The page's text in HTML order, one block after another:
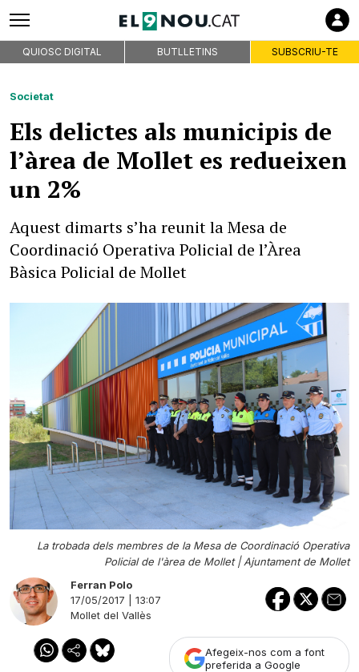
QUIOSC DIGITAL BUTLLETINS SUBSCRIU-TE
Societat
Els delictes als municipis de
l’àrea de Mollet es redueixen
un 2%
Aquest dimarts s’ha reunit la Mesa de
Coordinació Operativa Policial de l’Àrea
Bàsica Policial de Mollet
La trobada dels membres de la Mesa de Coordinació Operativa
Policial de l'àrea de Mollet |Ajuntament de Mollet
Ferran Polo
17/05/2017 | 13:07
Mollet del Vallès
Afegeix-nos com a font
preferida a Google